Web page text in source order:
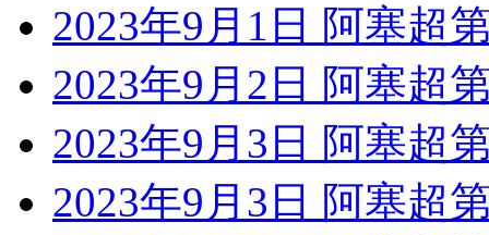
2023年9月1日 阿塞超
2023年9月2日 阿塞超
2023年9月3日 阿塞超
2023年9月3日 阿塞超